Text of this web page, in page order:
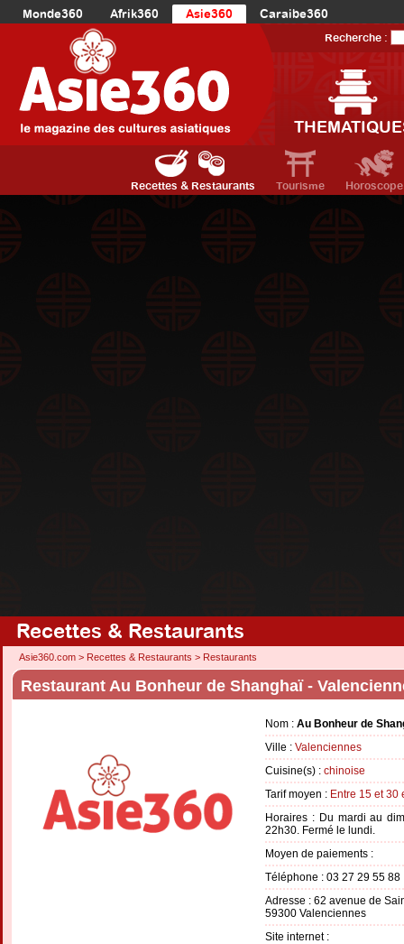
Monde360 Afrik360 Asie360
Caraibe360
Europe360
AmériqueDuNord360
Océanie360
Recherche :
Recettes & Restaurants Tourisme Horoscope
Recettes & Restaurants
Asie360.com > Recettes & Restaurants > Restaurants
Restaurant Au Bonheur de Shanghaï -
Nom : Au Bonheur de
Ville : Valenciennes
Cuisine(s) : chinoise
Tarif moyen : Entre 15 et 30
Horaires : Du mardi au
22h30. Fermé le lundi.
Moyen de paiements :
Téléphone : 03 27 29 55 88
Adresse : 62 avenue de
59300 Valenciennes
Site internet :